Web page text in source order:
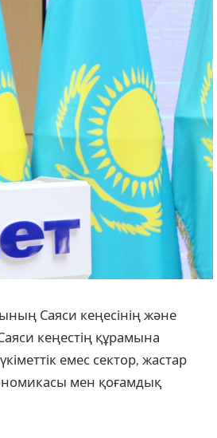
Саяси кеңесінің және
кеңестің құрамына
емес сектор, жастар
мен қоғамдық